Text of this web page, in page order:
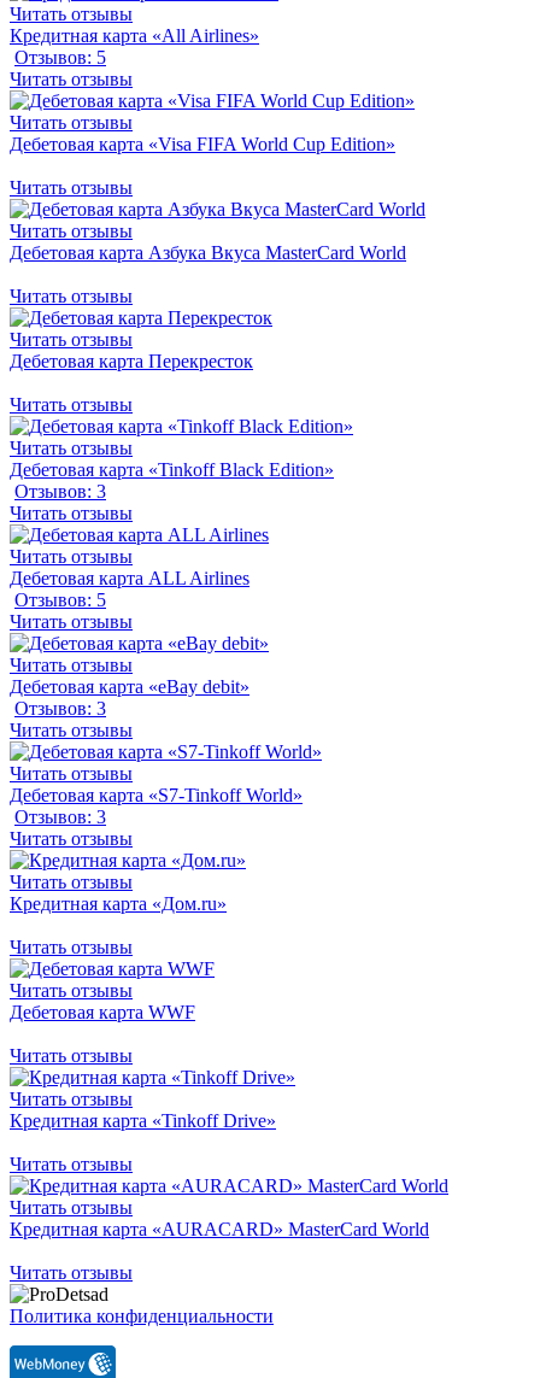
Читать отзывы
Кредитная карта «All Airlines»
Отзывов: 5
Читать отзывы
Читать отзывы
Дебетовая карта «Visa FIFA World Cup Edition»
Читать отзывы
Читать отзывы
Дебетовая карта Азбука Вкуса MasterCard World
Читать отзывы
Читать отзывы
Дебетовая карта Перекресток
Читать отзывы
Читать отзывы
Дебетовая карта «Tinkoff Black Edition»
Отзывов: 3
Читать отзывы
Читать отзывы
Дебетовая карта ALL Airlines
Отзывов: 5
Читать отзывы
Читать отзывы
Дебетовая карта «eBay debit»
Отзывов: 3
Читать отзывы
Читать отзывы
Дебетовая карта «S7-Tinkoff World»
Отзывов: 3
Читать отзывы
Читать отзывы
Кредитная карта «Дом.ru»
Читать отзывы
Читать отзывы
Дебетовая карта WWF
Читать отзывы
Читать отзывы
Кредитная карта «Tinkoff Drive»
Читать отзывы
Читать отзывы
Кредитная карта «AURACARD» MasterCard World
Читать отзывы
Политика конфиденциальности